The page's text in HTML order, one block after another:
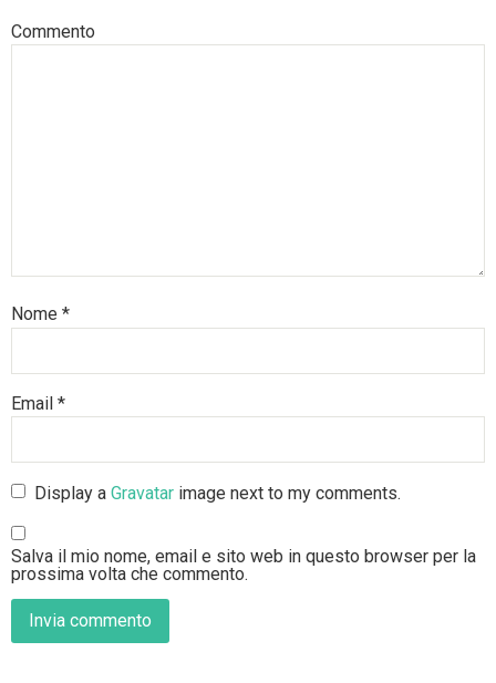
Commento
Nome *
Email *
Display aGravatar image next to my comments.
Salva il mio nome, email e sito web in questo browser per la
prossima volta che commento.